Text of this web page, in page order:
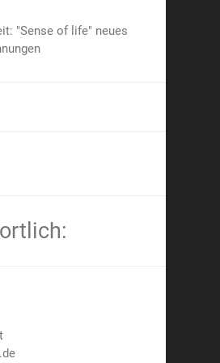
"Sense of life" neues